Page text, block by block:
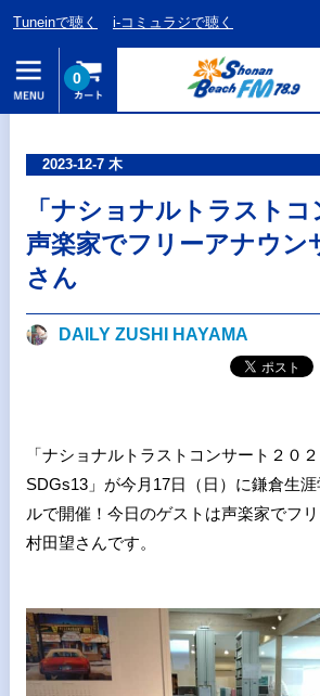
Tuneinで聴く i-コミュラジで聴く
0
2023-12-7 木
「ナショナルトラストコ
声楽家でフリーアナウン
さん
DAILY ZUSHI HAYAMA
「ナショナルトラストコンサート２０
SDGs13」が今月17日（日）に鎌倉生
ルで開催！今日のゲストは声楽家でフ
村田望さんです。